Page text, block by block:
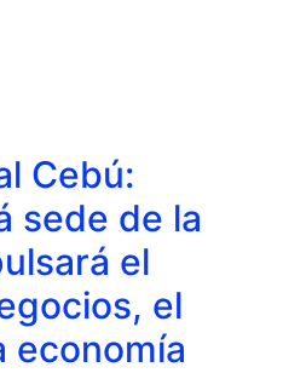
Cebú:
sede de la
el
el
economía